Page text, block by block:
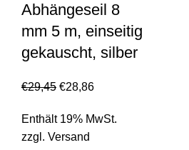
Abhängeseil 8
mm 5 m, einseitig
gekauscht, silber
€29,45 €28,86
Enthält 19% MwSt.
zzgl. Versand